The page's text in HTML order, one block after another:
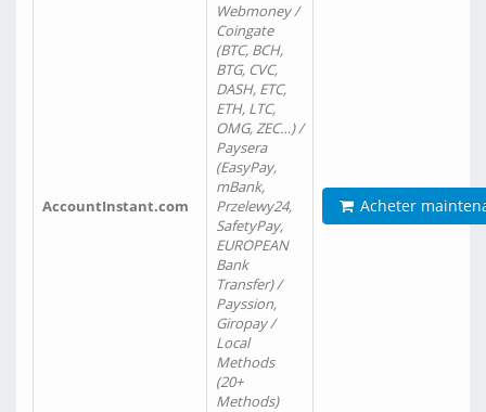
AccountInstant.com
Webmoney /
Coingate
(BTC, BCH,
BTG, CVC,
DASH, ETC,
ETH, LTC,
OMG, ZEC…) /
Paysera
(EasyPay,
mBank,
Przelewy24,
SafetyPay,
EUROPEAN
Bank
Transfer) /
Payssion,
Giropay /
Local
Methods
(20+
Methods)
Acheter